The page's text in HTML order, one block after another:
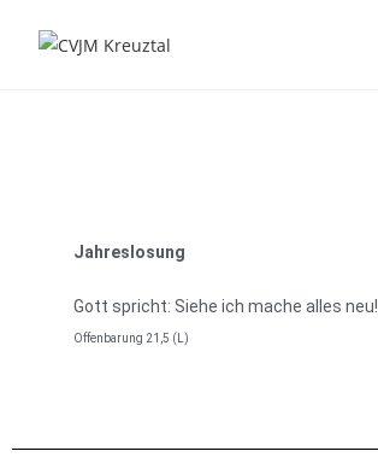
Jahreslosung
Gott spricht: Siehe ich mache alles neu!
Offenbarung 21,5 (L)